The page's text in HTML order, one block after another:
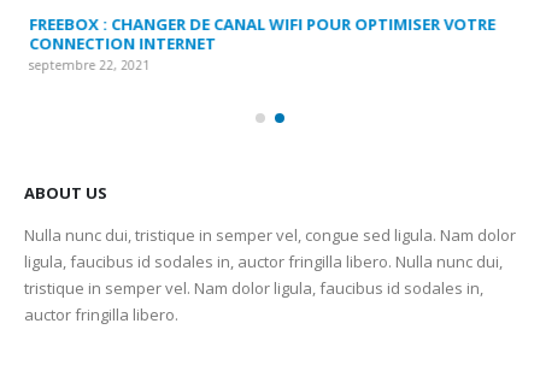
FREEBOX : CHANGER DE CANAL WIFI POUR OPTIMISER VOTRE
CONNECTION INTERNET
septembre 22, 2021
ABOUT US
Nulla nunc dui, tristique in semper vel, congue sed ligula. Nam dolor
ligula, faucibus id sodales in, auctor fringilla libero. Nulla nunc dui,
tristique in semper vel. Nam dolor ligula, faucibus id sodales in,
auctor fringilla libero.